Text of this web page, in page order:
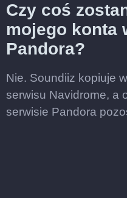
Czy coś
mojego konta
Pandora?
Nie. Soundiiz kopiuje
serwisu Navidrome, a
serwisie Pandora